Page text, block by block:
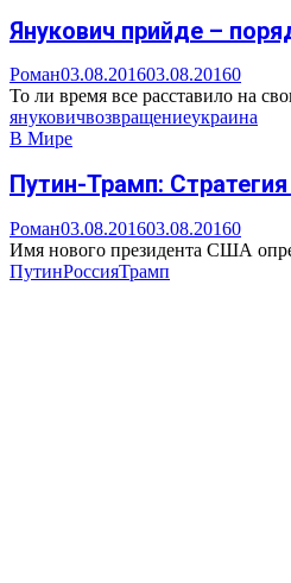
Янукович прийде –
Роман03.08.201603.08.20160
То ли время все расставило на
януковичвозвращениеукраина
В Мире
Путин-Трамп:
Роман03.08.201603.08.20160
Имя нового президента США
ПутинРоссияТрамп